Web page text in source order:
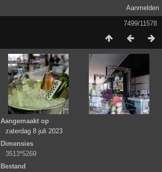
Aanmelden
7499/11578
Aangemaakt op
zaterdag 8 juli 2023
Dimensies
3513*5269
Bestand